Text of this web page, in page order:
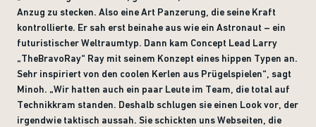
Anzug zu stecken. Also eine Art Panzerung, die seine Kraft
kontrollierte. Er sah erst beinahe aus wie ein Astronaut – ein
futuristischer Weltraumtyp. Dann kam Concept Lead Larry
„TheBravoRay“ Ray mit seinem Konzept eines hippen Typen an.
Sehr inspiriert von den coolen Kerlen aus Prügelspielen“, sagt
Minoh. „Wir hatten auch ein paar Leute im Team, die total auf
Technikkram standen. Deshalb schlugen sie einen Look vor, der
irgendwie taktisch aussah. Sie schickten uns Webseiten, die